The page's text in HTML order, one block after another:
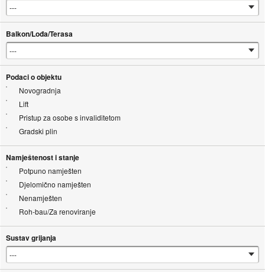
Balkon/Lođa/Terasa
Podaci o objektu
Novogradnja
Lift
Pristup za osobe s invaliditetom
Gradski plin
Namještenost i stanje
Potpuno namješten
Djelomično namješten
Nenamješten
Roh-bau/Za renoviranje
Sustav grijanja